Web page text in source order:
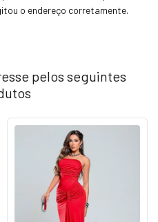
o endereço corretamente.
pelos seguintes